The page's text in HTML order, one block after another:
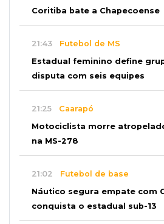
Coritiba bate a Chapecoense
21:43 Futebol de MS
Estadual feminino define
disputa com seis equipes
21:25 Caarapó
Motociclista morre
na MS-278
21:02 Futebol de base
Náutico segura empate com
conquista o estadual sub-13